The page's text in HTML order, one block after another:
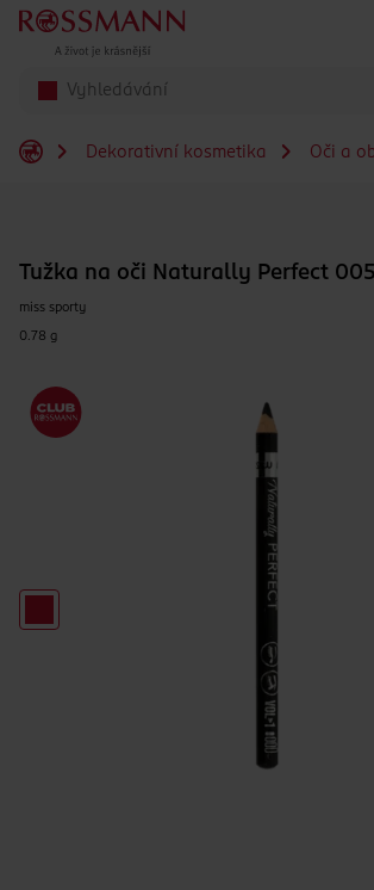
Přeskočit na hlavmní obsah
Dekorativní kosmetika Oči a
Tužka na oči Naturally Perfect
miss sporty
0.78 g